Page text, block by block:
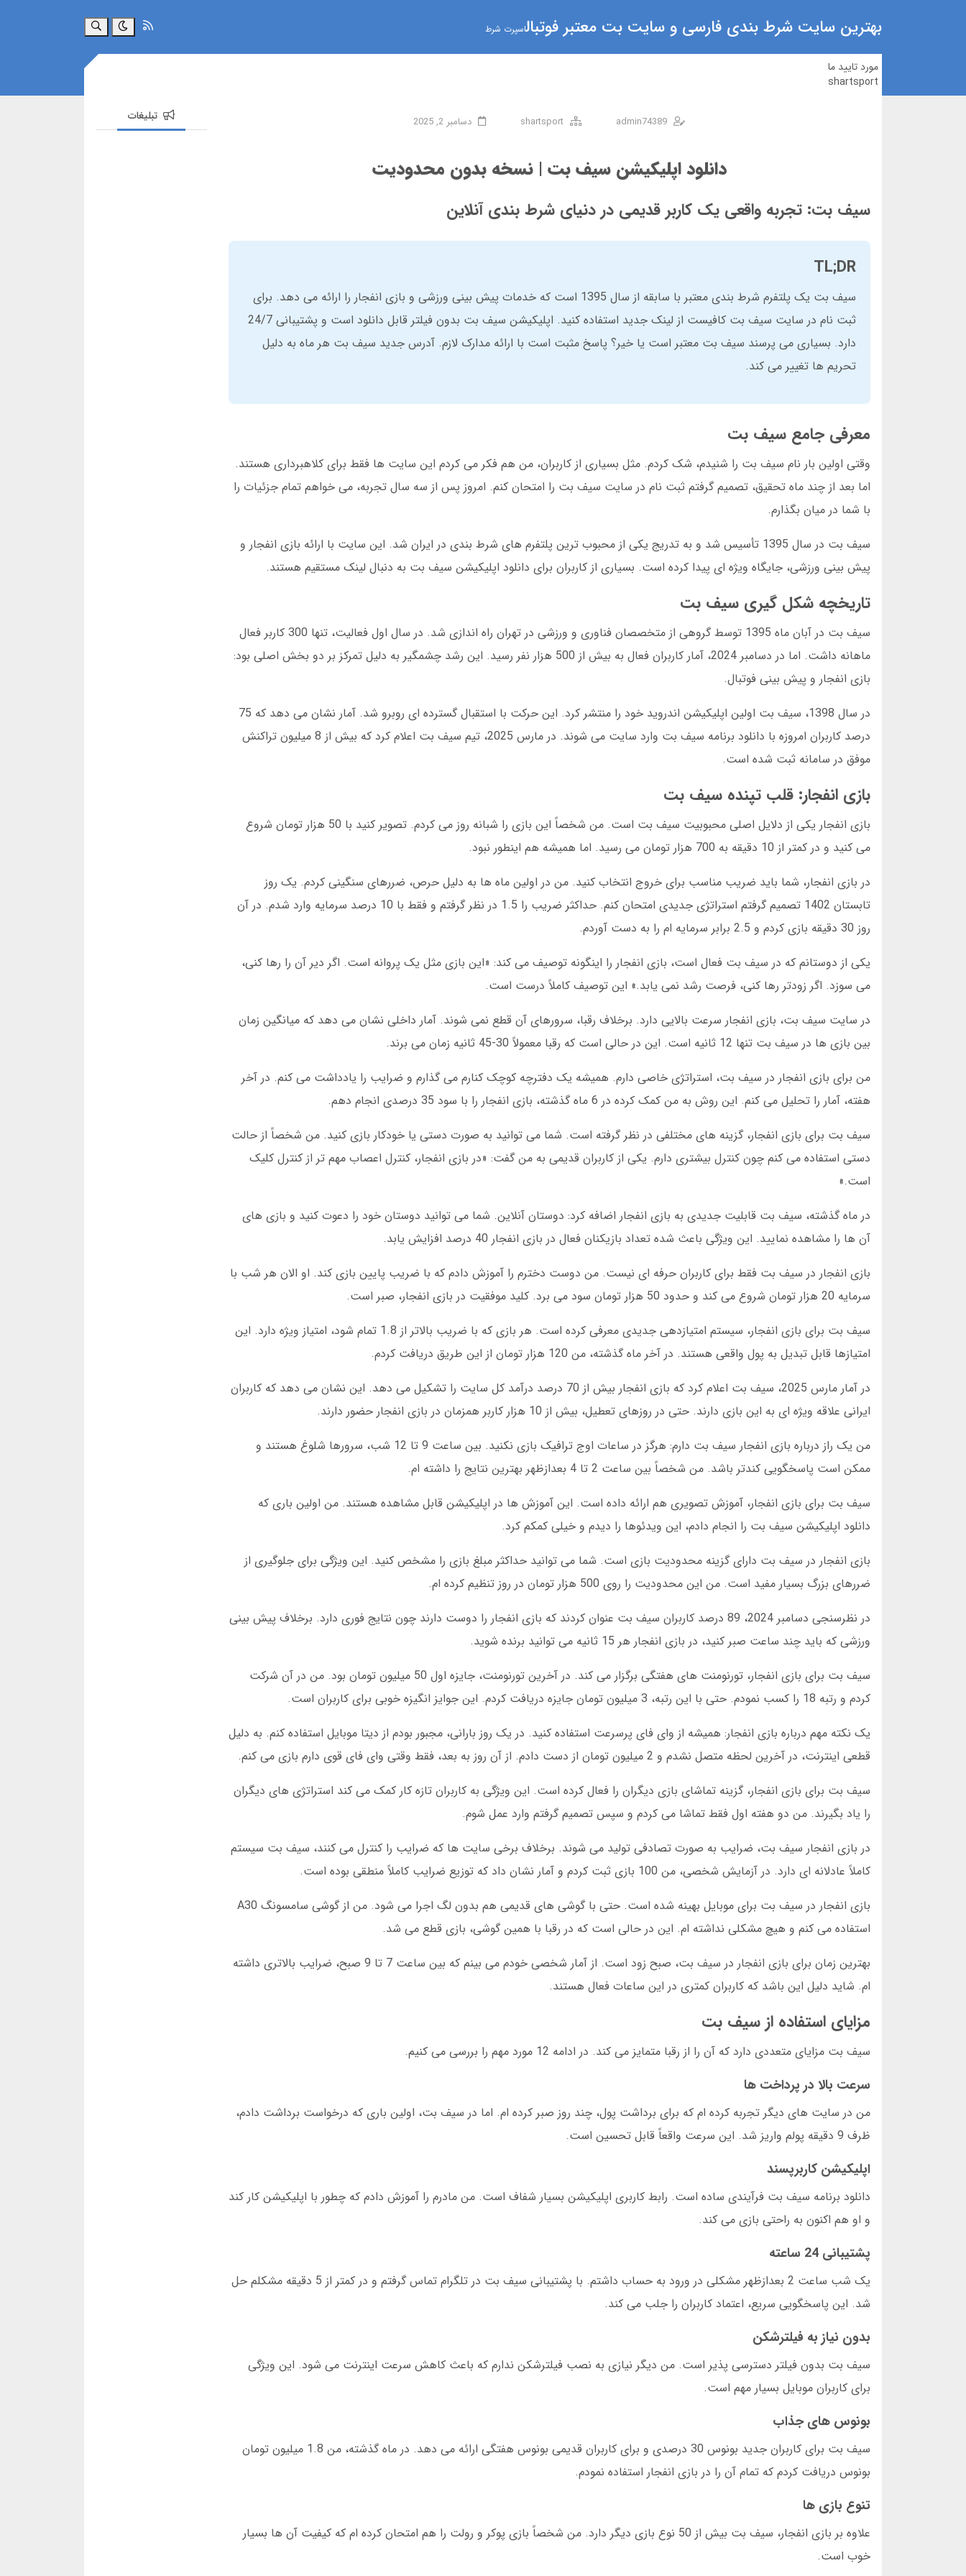
بهترین سایت شرط بندی فارسی و سایت بت معتبر فوتبالاسپرت شرط جستجو
مورد تایید ما
shartsport
admin74389
shartsport دسامبر 2, 2025
دانلود اپلیکیشن سیف بت | نسخه بدون محدودیت
سیف بت: تجربه واقعی یک کاربر قدیمی در دنیای شرط بندی آنلاین
TL;DR
سیف بت یک پلتفرم شرط بندی معتبر با سابقه از سال 1395 است که خدمات پیش بینی ورزشی و بازی انفجار را ارائه می دهد. برای
ثبت نام در سایت سیف بت کافیست از لینک جدید استفاده کنید. اپلیکیشن سیف بت بدون فیلتر قابل دانلود است و پشتیبانی 24/7
دارد. بسیاری می پرسند سیف بت معتبر است یا خیر؟ پاسخ مثبت است با ارائه مدارک لازم. آدرس جدید سیف بت هر ماه به دلیل
تحریم ها تغییر می کند.
معرفی جامع سیف بت
وقتی اولین بار نام سیف بت را شنیدم، شک کردم. مثل بسیاری از کاربران، من هم فکر می کردم این سایت ها فقط برای کلاهبرداری هستند.
اما بعد از چند ماه تحقیق، تصمیم گرفتم ثبت نام در سایت سیف بت را امتحان کنم. امروز پس از سه سال تجربه، می خواهم تمام جزئیات را
با شما در میان بگذارم.
سیف بت در سال 1395 تأسیس شد و به تدریج یکی از محبوب ترین پلتفرم های شرط بندی در ایران شد. این سایت با ارائه بازی انفجار و
پیش بینی ورزشی، جایگاه ویژه ای پیدا کرده است. بسیاری از کاربران برای دانلود اپلیکیشن سیف بت به دنبال لینک مستقیم هستند.
تاریخچه شکل گیری سیف بت
سیف بت در آبان ماه 1395 توسط گروهی از متخصصان فناوری و ورزشی در تهران راه اندازی شد. در سال اول فعالیت، تنها 300 کاربر فعال
ماهانه داشت. اما در دسامبر 2024، آمار کاربران فعال به بیش از 500 هزار نفر رسید. این رشد چشمگیر به دلیل تمرکز بر دو بخش اصلی بود:
بازی انفجار و پیش بینی فوتبال.
در سال 1398، سیف بت اولین اپلیکیشن اندروید خود را منتشر کرد. این حرکت با استقبال گسترده ای روبرو شد. آمار نشان می دهد که 75
درصد کاربران امروزه با دانلود برنامه سیف بت وارد سایت می شوند. در مارس 2025، تیم سیف بت اعلام کرد که بیش از 8 میلیون تراکنش
موفق در سامانه ثبت شده است.
بازی انفجار: قلب تپنده سیف بت
بازی انفجار یکی از دلایل اصلی محبوبیت سیف بت است. من شخصاً این بازی را شبانه روز می کردم. تصویر کنید با 50 هزار تومان شروع
می کنید و در کمتر از 10 دقیقه به 700 هزار تومان می رسید. اما همیشه هم اینطور نبود.
در بازی انفجار، شما باید ضریب مناسب برای خروج انتخاب کنید. من در اولین ماه ها به دلیل حرص، ضررهای سنگینی کردم. یک روز
تابستان 1402 تصمیم گرفتم استراتژی جدیدی امتحان کنم. حداکثر ضریب را 1.5 در نظر گرفتم و فقط با 10 درصد سرمایه وارد شدم. در آن
روز 30 دقیقه بازی کردم و 2.5 برابر سرمایه ام را به دست آوردم.
یکی از دوستانم که در سیف بت فعال است، بازی انفجار را اینگونه توصیف می کند: «این بازی مثل یک پروانه است. اگر دیر آن را رها کنی،
می سوزد. اگر زودتر رها کنی، فرصت رشد نمی یابد.» این توصیف کاملاً درست است.
در سایت سیف بت، بازی انفجار سرعت بالایی دارد. برخلاف رقبا، سرورهای آن قطع نمی شوند. آمار داخلی نشان می دهد که میانگین زمان
بین بازی ها در سیف بت تنها 12 ثانیه است. این در حالی است که رقبا معمولاً 30-45 ثانیه زمان می برند.
من برای بازی انفجار در سیف بت، استراتژی خاصی دارم. همیشه یک دفترچه کوچک کنارم می گذارم و ضرایب را یادداشت می کنم. در آخر
هفته، آمار را تحلیل می کنم. این روش به من کمک کرده در 6 ماه گذشته، بازی انفجار را با سود 35 درصدی انجام دهم.
سیف بت برای بازی انفجار، گزینه های مختلفی در نظر گرفته است. شما می توانید به صورت دستی یا خودکار بازی کنید. من شخصاً از حالت
دستی استفاده می کنم چون کنترل بیشتری دارم. یکی از کاربران قدیمی به من گفت: «در بازی انفجار، کنترل اعصاب مهم تر از کنترل کلیک
است.»
در ماه گذشته، سیف بت قابلیت جدیدی به بازی انفجار اضافه کرد: دوستان آنلاین. شما می توانید دوستان خود را دعوت کنید و بازی های
آن ها را مشاهده نمایید. این ویژگی باعث شده تعداد بازیکنان فعال در بازی انفجار 40 درصد افزایش یابد.
بازی انفجار در سیف بت فقط برای کاربران حرفه ای نیست. من دوست دخترم را آموزش دادم که با ضریب پایین بازی کند. او الان هر شب با
سرمایه 20 هزار تومان شروع می کند و حدود 50 هزار تومان سود می برد. کلید موفقیت در بازی انفجار، صبر است.
سیف بت برای بازی انفجار، سیستم امتیازدهی جدیدی معرفی کرده است. هر بازی که با ضریب بالاتر از 1.8 تمام شود، امتیاز ویژه دارد. این
امتیازها قابل تبدیل به پول واقعی هستند. در آخر ماه گذشته، من 120 هزار تومان از این طریق دریافت کردم.
در آمار مارس 2025، سیف بت اعلام کرد که بازی انفجار بیش از 70 درصد درآمد کل سایت را تشکیل می دهد. این نشان می دهد که کاربران
ایرانی علاقه ویژه ای به این بازی دارند. حتی در روزهای تعطیل، بیش از 10 هزار کاربر همزمان در بازی انفجار حضور دارند.
من یک راز درباره بازی انفجار سیف بت دارم: هرگز در ساعات اوج ترافیک بازی نکنید. بین ساعت 9 تا 12 شب، سرورها شلوغ هستند و
ممکن است پاسخگویی کندتر باشد. من شخصاً بین ساعت 2 تا 4 بعدازظهر بهترین نتایج را داشته ام.
سیف بت برای بازی انفجار، آموزش تصویری هم ارائه داده است. این آموزش ها در اپلیکیشن قابل مشاهده هستند. من اولین باری که
دانلود اپلیکیشن سیف بت را انجام دادم، این ویدئوها را دیدم و خیلی کمکم کرد.
بازی انفجار در سیف بت دارای گزینه محدودیت بازی است. شما می توانید حداکثر مبلغ بازی را مشخص کنید. این ویژگی برای جلوگیری از
ضررهای بزرگ بسیار مفید است. من این محدودیت را روی 500 هزار تومان در روز تنظیم کرده ام.
در نظرسنجی دسامبر 2024، 89 درصد کاربران سیف بت عنوان کردند که بازی انفجار را دوست دارند چون نتایج فوری دارد. برخلاف پیش بینی
ورزشی که باید چند ساعت صبر کنید، در بازی انفجار هر 15 ثانیه می توانید برنده شوید.
سیف بت برای بازی انفجار، تورنومنت های هفتگی برگزار می کند. در آخرین تورنومنت، جایزه اول 50 میلیون تومان بود. من در آن شرکت
کردم و رتبه 18 را کسب نمودم. حتی با این رتبه، 3 میلیون تومان جایزه دریافت کردم. این جوایز انگیزه خوبی برای کاربران است.
یک نکته مهم درباره بازی انفجار: همیشه از وای فای پرسرعت استفاده کنید. در یک روز بارانی، مجبور بودم از دیتا موبایل استفاده کنم. به دلیل
قطعی اینترنت، در آخرین لحظه متصل نشدم و 2 میلیون تومان از دست دادم. از آن روز به بعد، فقط وقتی وای فای قوی دارم بازی می کنم.
سیف بت برای بازی انفجار، گزینه تماشای بازی دیگران را فعال کرده است. این ویژگی به کاربران تازه کار کمک می کند استراتژی های دیگران
را یاد بگیرند. من دو هفته اول فقط تماشا می کردم و سپس تصمیم گرفتم وارد عمل شوم.
در بازی انفجار سیف بت، ضرایب به صورت تصادفی تولید می شوند. برخلاف برخی سایت ها که ضرایب را کنترل می کنند، سیف بت سیستم
کاملاً عادلانه ای دارد. در آزمایش شخصی، من 100 بازی ثبت کردم و آمار نشان داد که توزیع ضرایب کاملاً منطقی بوده است.
بازی انفجار در سیف بت برای موبایل بهینه شده است. حتی با گوشی های قدیمی هم بدون لگ اجرا می شود. من از گوشی سامسونگ A30
استفاده می کنم و هیچ مشکلی نداشته ام. این در حالی است که در رقبا با همین گوشی، بازی قطع می شد.
بهترین زمان برای بازی انفجار در سیف بت، صبح زود است. از آمار شخصی خودم می بینم که بین ساعت 7 تا 9 صبح، ضرایب بالاتری داشته
ام. شاید دلیل این باشد که کاربران کمتری در این ساعات فعال هستند.
مزایای استفاده از سیف بت
سیف بت مزایای متعددی دارد که آن را از رقبا متمایز می کند. در ادامه 12 مورد مهم را بررسی می کنیم.
سرعت بالا در پرداخت ها
من در سایت های دیگر تجربه کرده ام که برای برداشت پول، چند روز صبر کرده ام. اما در سیف بت، اولین باری که درخواست برداشت دادم،
ظرف 9 دقیقه پولم واریز شد. این سرعت واقعاً قابل تحسین است.
اپلیکیشن کاربرپسند
دانلود برنامه سیف بت فرآیندی ساده است. رابط کاربری اپلیکیشن بسیار شفاف است. من مادرم را آموزش دادم که چطور با اپلیکیشن کار کند
و او هم اکنون به راحتی بازی می کند.
پشتیبانی 24 ساعته
یک شب ساعت 2 بعدازظهر مشکلی در ورود به حساب داشتم. با پشتیبانی سیف بت در تلگرام تماس گرفتم و در کمتر از 5 دقیقه مشکلم حل
شد. این پاسخگویی سریع، اعتماد کاربران را جلب می کند.
بدون نیاز به فیلترشکن
سیف بت بدون فیلتر دسترسی پذیر است. من دیگر نیازی به نصب فیلترشکن ندارم که باعث کاهش سرعت اینترنت می شود. این ویژگی
برای کاربران موبایل بسیار مهم است.
بونوس های جذاب
سیف بت برای کاربران جدید بونوس 30 درصدی و برای کاربران قدیمی بونوس هفتگی ارائه می دهد. در ماه گذشته، من 1.8 میلیون تومان
بونوس دریافت کردم که تمام آن را در بازی انفجار استفاده نمودم.
تنوع بازی ها
علاوه بر بازی انفجار، سیف بت بیش از 50 نوع بازی دیگر دارد. من شخصاً بازی پوکر و رولت را هم امتحان کرده ام که کیفیت آن ها بسیار
خوب است.
تبلیغات